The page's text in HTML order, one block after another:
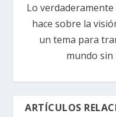
Lo
hace sobre la
un tema para
mundo sin
ARTÍCULOS